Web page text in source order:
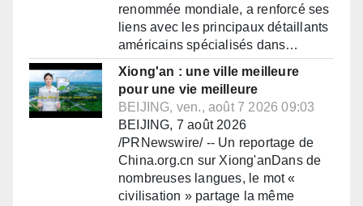
renommée mondiale, a renforcé ses
liens avec les principaux détaillants
américains spécialisés dans…
Xiong'an : une ville meilleure
pour une vie meilleure
BEIJING, ven., août 7 2026 09:03
BEIJING, 7 août 2026
/PRNewswire/ -- Un reportage de
China.org.cn sur Xiong'anDans de
nombreuses langues, le mot «
civilisation » partage la même